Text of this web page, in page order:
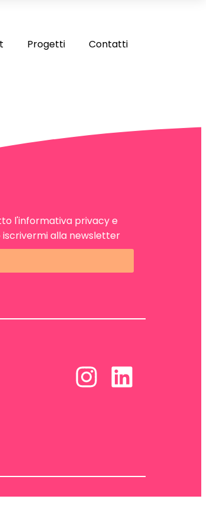
Progetti Contatti
l'informativa privacye
iscrivermi alla newsletter